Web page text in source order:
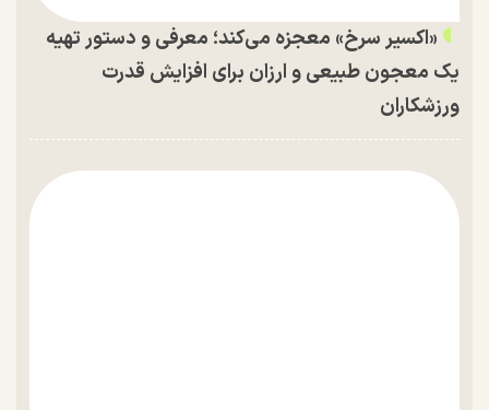
«اکسیر سرخ» معجزه می‌کند؛ معرفی و دستور تهیه
یک معجون طبیعی و ارزان برای افزایش قدرت
ورزشکاران